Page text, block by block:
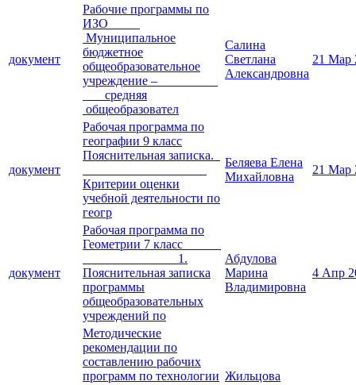
документ
Рабочие программы по
ИЗО
Муниципальное
бюджетное
общеобразовательное
учреждение –
средняя
общеобразовател
Салина
Светлана
Александровна
21 Мар
документ
Рабочая программа по
географии 9 класс
Пояснительная записка.
Критерии оценки
учебной деятельности по
геогр
Беляева Елена
Михайловна
21 Мар
документ
Рабочая программа по
Геометрии 7 класс
1.
Пояснительная записка
программы
общеобразовательных
учреждений по
Абдулова
Марина
Владимировна
4 Апр
Методические
рекомендации по
составлению рабочих
программ по технологии Жильцова